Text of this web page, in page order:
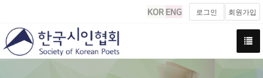
로그인 회원가입